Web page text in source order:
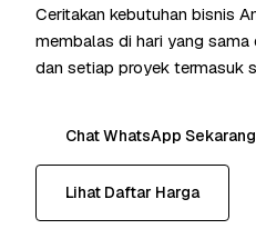
Ceritakan kebutuhan bisnis
membalas di hari yang
dan setiap proyek termasuk
Chat WhatsApp Sekarang
Lihat Daftar Harga